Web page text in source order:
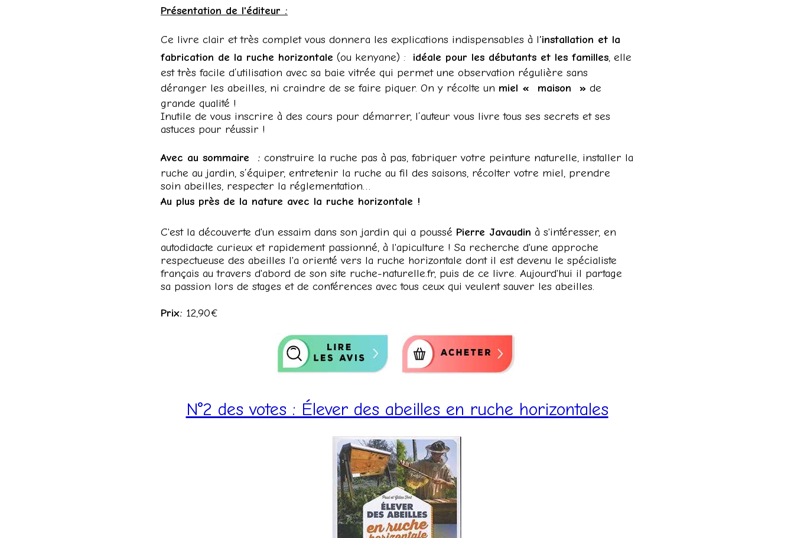
Présentation de l'éditeur :
Ce livre clair et très complet vous donnera les explications indispensables à l’installation et la
fabrication de la ruche horizontale (ou kenyane) : idéale pour les débutants et les familles, elle
est très facile d’utilisation avec sa baie vitrée qui permet une observation régulière sans
déranger les abeilles, ni craindre de se faire piquer. On y récolte un miel « maison » de
grande qualité !
Inutile de vous inscrire à des cours pour démarrer, l’auteur vous livre tous ses secrets et ses
astuces pour réussir !
Avec au sommaire : construire la ruche pas à pas, fabriquer votre peinture naturelle, installer la
ruche au jardin, s’équiper, entretenir la ruche au fil des saisons, récolter votre miel, prendre
soin abeilles, respecter la réglementation…
Au plus près de la nature avec la ruche horizontale !
C'est la découverte d'un essaim dans son jardin qui a poussé Pierre Javaudin à s'intéresser, en
autodidacte curieux et rapidement passionné, à l'apiculture ! Sa recherche d'une approche
respectueuse des abeilles l'a orienté vers la ruche horizontale dont il est devenu le spécialiste
français au travers d'abord de son site ruche-naturelle.fr, puis de ce livre. Aujourd'hui il partage
sa passion lors de stages et de conférences avec tous ceux qui veulent sauver les abeilles.
Prix: 12,90€
N°2 des votes : Élever des abeilles en ruche horizontales